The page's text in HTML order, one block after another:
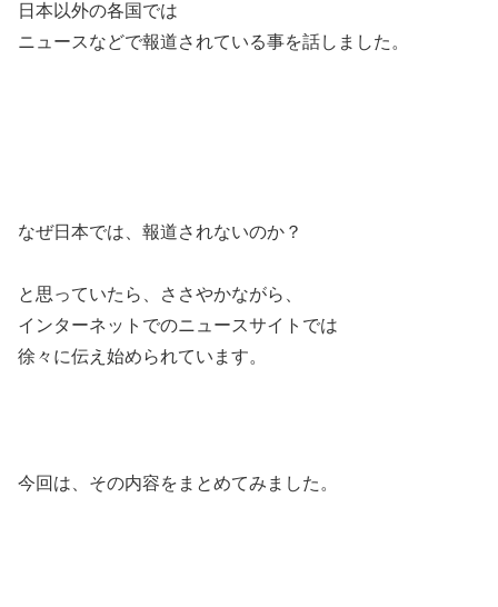
日本以外の各国では
ニュースなどで報道されている事を話しました。
なぜ日本では、報道されないのか？
と思っていたら、ささやかながら、
インターネットでのニュースサイトでは
徐々に伝え始められています。
今回は、その内容をまとめてみました。